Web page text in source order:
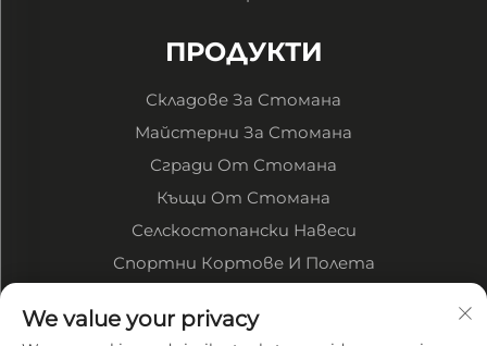
ПРОДУКТИ
Складове За Стомана
Майстерни За Стомана
Сгради От Стомана
Къщи От Стомана
Селскостопански Навеси
Спортни Кортове И Полета
За компанията
We value your privacy